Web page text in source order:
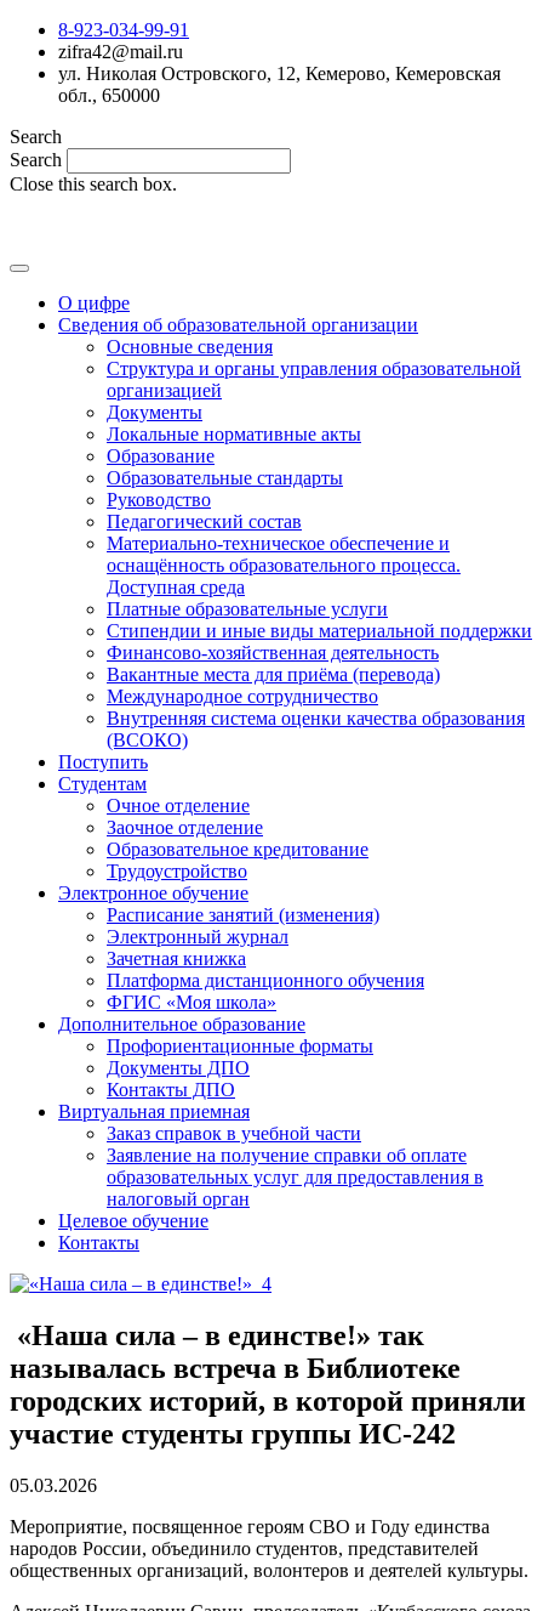
8-923-034-99-91
zifra42@mail.ru
ул. Николая Островского, 12, Кемерово, Кемеровская
обл., 650000
Search
Search
Close this search box.
О цифре
Сведения об образовательной организации
Основные сведения
Структура и органы управления образовательной
организацией
Документы
Локальные нормативные акты
Образование
Образовательные стандарты
Руководство
Педагогический состав
Материально-техническое обеспечение и
оснащённость образовательного процесса.
Доступная среда
Платные образовательные услуги
Стипендии и иные виды материальной поддержки
Финансово-хозяйственная деятельность
Вакантные места для приёма (перевода)
Международное сотрудничество
Внутренняя система оценки качества образования
(ВСОКО)
Поступить
Студентам
Очное отделение
Заочное отделение
Образовательное кредитование
Трудоустройство
Электронное обучение
Расписание занятий (изменения)
Электронный журнал
Зачетная книжка
Платформа дистанционного обучения
ФГИС «Моя школа»
Дополнительное образование
Профориентационные форматы
Документы ДПО
Контакты ДПО
Виртуальная приемная
Заказ справок в учебной части
Заявление на получение справки об оплате
образовательных услуг для предоставления в
налоговый орган
Целевое обучение
Контакты
«Наша сила – в единстве!» так
называлась встреча в Библиотеке
городских историй, в которой приняли
участие студенты группы ИС-242
05.03.2026
Мероприятие, посвященное героям СВО и Году единства
народов России, объединило студентов, представителей
общественных организаций, волонтеров и деятелей культуры.